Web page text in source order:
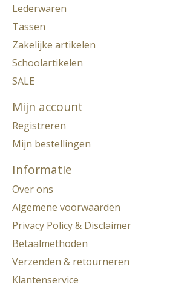
Lederwaren
Tassen
Zakelijke artikelen
Schoolartikelen
SALE
Mijn account
Registreren
Mijn bestellingen
Informatie
Over ons
Algemene voorwaarden
Privacy Policy & Disclaimer
Betaalmethoden
Verzenden & retourneren
Klantenservice